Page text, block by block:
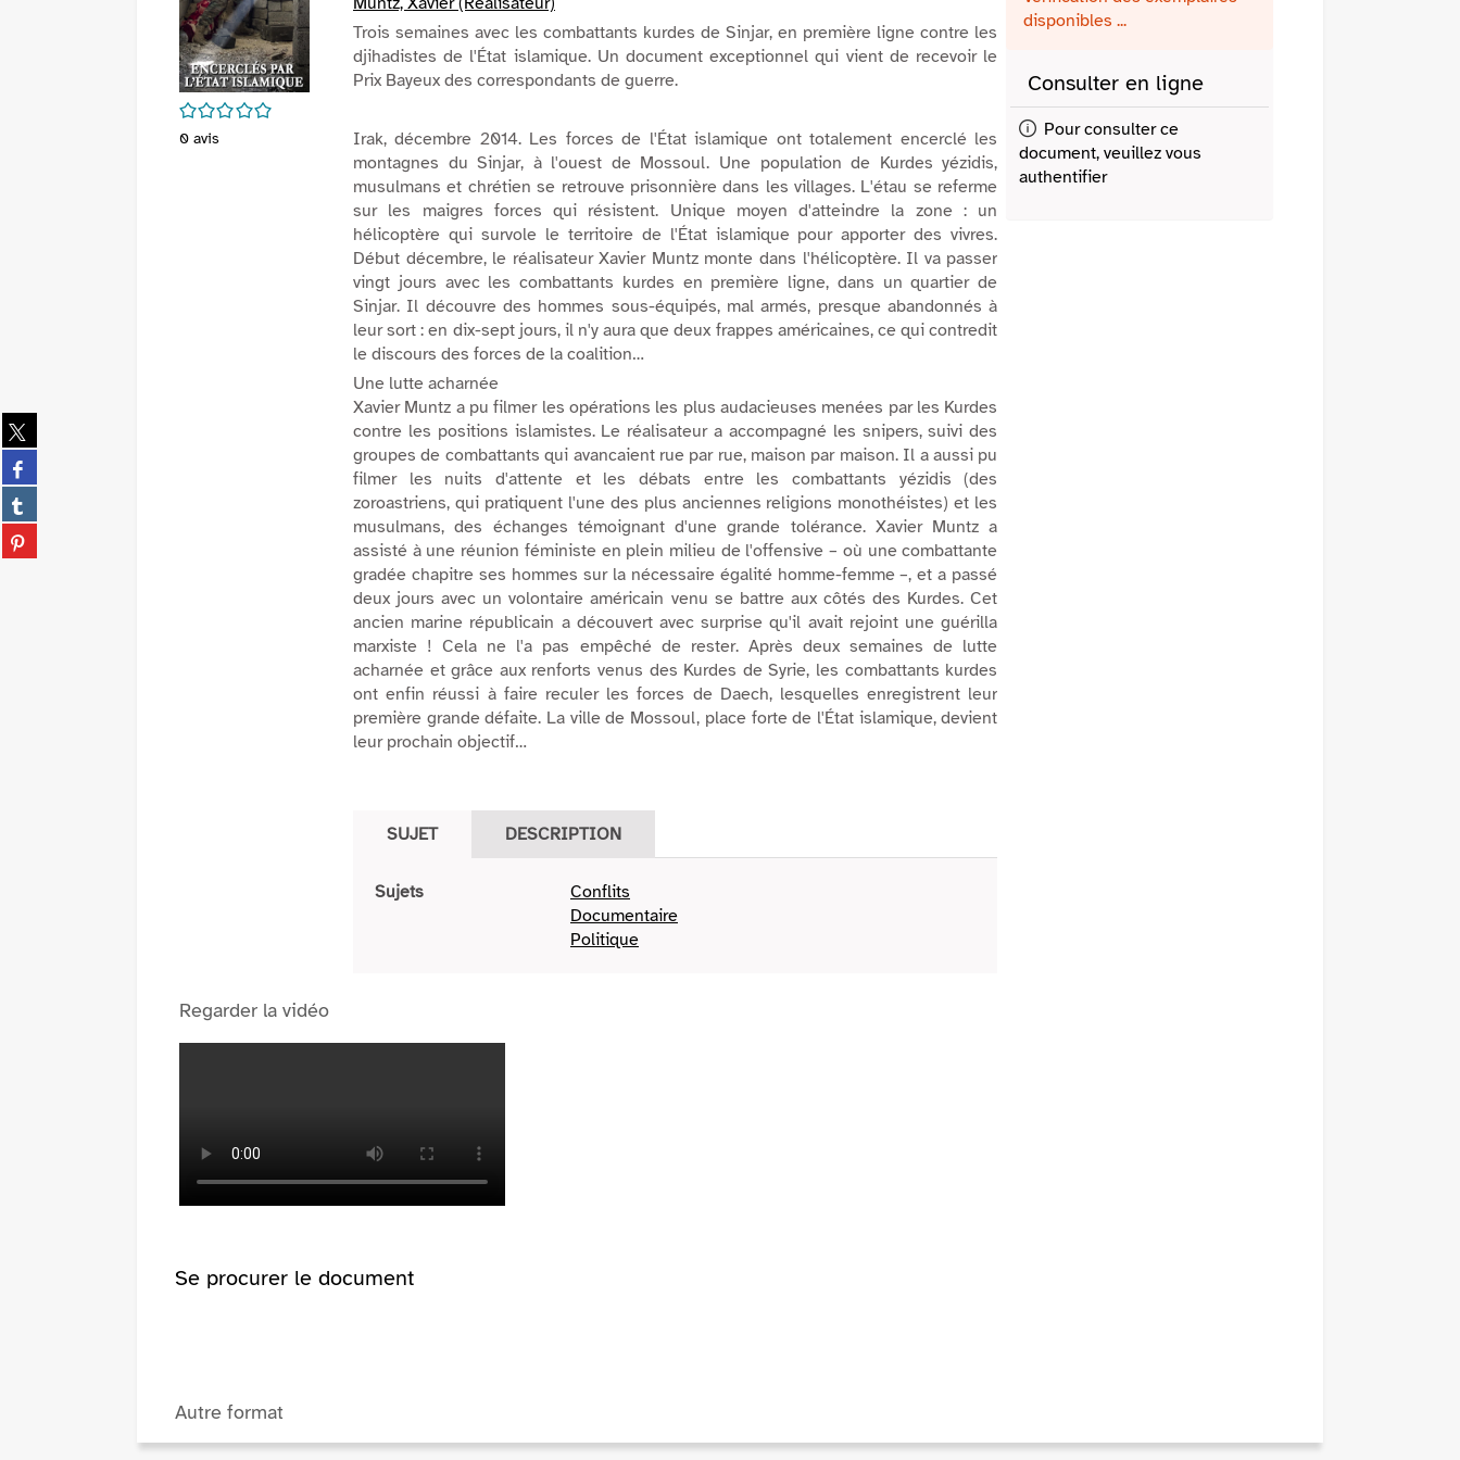
Partager
sur
twitter
(Nouvelle
fenêtre)
Partager
sur
facebook
(Nouvelle
fenêtre)
Partager
sur
tumblr
Partager
sur
/5
0 avis
Trois semaines avec les combattants kurdes de Sinjar, en première ligne contre les
djihadistes de l'État islamique. Un document exceptionnel qui vient de recevoir le
Prix Bayeux des correspondants de guerre.
Irak, décembre 2014. Les forces de l'État islamique ont totalement encerclé les
montagnes du Sinjar, à l'ouest de Mossoul. Une population de Kurdes yézidis,
musulmans et chrétien se retrouve prisonnière dans les villages. L'étau se referme
sur les maigres forces qui résistent. Unique moyen d'atteindre la zone : un
hélicoptère qui survole le territoire de l'État islamique pour apporter des vivres.
Début décembre, le réalisateur Xavier Muntz monte dans l'hélicoptère. Il va passer
vingt jours avec les combattants kurdes en première ligne, dans un quartier de
Sinjar. Il découvre des hommes sous-équipés, mal armés, presque abandonnés à
leur sort : en dix-sept jours, il n'y aura que deux frappes américaines, ce qui contredit
le discours des forces de la coalition…
Une lutte acharnée
Xavier Muntz a pu filmer les opérations les plus audacieuses menées par les Kurdes
contre les positions islamistes. Le réalisateur a accompagné les snipers, suivi des
groupes de combattants qui avancaient rue par rue, maison par maison. Il a aussi pu
filmer les nuits d'attente et les débats entre les combattants yézidis (des
zoroastriens, qui pratiquent l'une des plus anciennes religions monothéistes) et les
musulmans, des échanges témoignant d'une grande tolérance. Xavier Muntz a
assisté à une réunion féministe en plein milieu de l'offensive – où une combattante
gradée chapitre ses hommes sur la nécessaire égalité homme-femme –, et a passé
deux jours avec un volontaire américain venu se battre aux côtés des Kurdes. Cet
ancien marine républicain a découvert avec surprise qu'il avait rejoint une guérilla
marxiste ! Cela ne l'a pas empêché de rester. Après deux semaines de lutte
acharnée et grâce aux renforts venus des Kurdes de Syrie, les combattants kurdes
ont enfin réussi à faire reculer les forces de Daech, lesquelles enregistrent leur
première grande défaite. La ville de Mossoul, place forte de l'État islamique, devient
leur prochain objectif…
SUJET DESCRIPTION
Sujets
Conflits
Documentaire
Politique
Regarder la vidéo
disponibles ...
Consulter en ligne
Pour consulter ce
document, veuillez vous
authentifier
Se procurer le document
Autre format